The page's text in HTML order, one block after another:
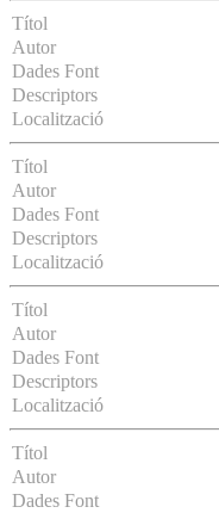
Títol
Autor
Dades Font
Descriptors
Localització
Títol
Autor
Dades Font
Descriptors
Localització
Títol
Autor
Dades Font
Descriptors
Localització
Títol
Autor
Dades Font